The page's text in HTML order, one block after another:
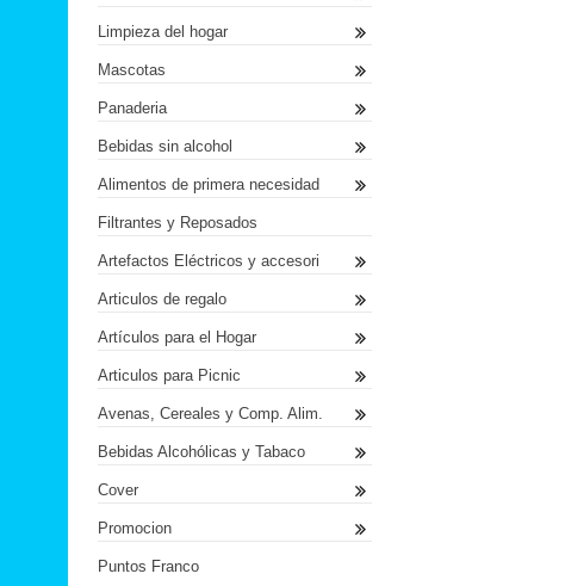
Limpieza del hogar
Mascotas
Panaderia
Bebidas sin alcohol
Alimentos de primera necesidad
Filtrantes y Reposados
Artefactos Eléctricos y accesori
Articulos de regalo
Artículos para el Hogar
Articulos para Picnic
Avenas, Cereales y Comp. Alim.
Bebidas Alcohólicas y Tabaco
Cover
Promocion
Puntos Franco